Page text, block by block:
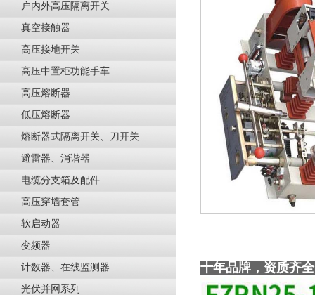
户内外高压隔离开关
真空接触器
高压接地开关
高压中置柜功能手车
高压熔断器
低压熔断器
熔断器式隔离开关、刀开关
避雷器、消谐器
电缆分支箱及配件
高压穿墙套管
软启动器
变频器
计数器、在线监测器
光伏并网系列
十年品牌，资质齐